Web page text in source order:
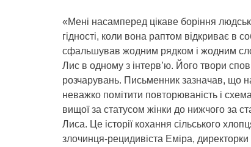
«Мені насамперед цікаве боріння
гідності, коли вона раптом відкриває в
сфальшував жодним рядком і жодним
Лис в одному з інтерв’ю. Його твори
розчарувань. Письменник зазначав, що
неважко помітити повторюваність і
вищої за статусом жінки до нижчого за
Лиса. Це історії кохання сільського
злочинця-рецидивіста Еміра, директорки